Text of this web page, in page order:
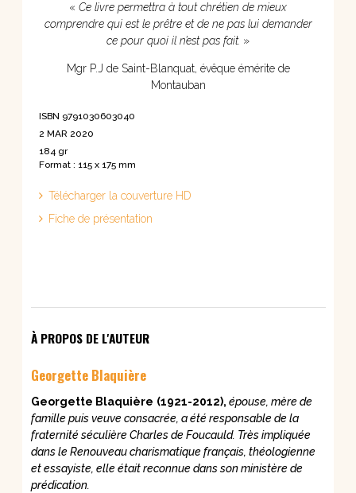
« Ce livre permettra à tout chrétien de mieux
comprendre qui est le prêtre et de ne pas lui demander
ce pour quoi il n’est pas fait. »
Mgr P.J de Saint-Blanquat, évêque émérite de
Montauban
ISBN 9791030603040
2 MAR 2020
184 gr
Format : 115 x 175 mm
Télécharger la couverture HD
Fiche de présentation
À PROPOS DE L'AUTEUR
Georgette Blaquière
Georgette Blaquière (1921-2012), épouse, mère de
famille puis veuve consacrée, a été responsable de la
fraternité séculière Charles de Foucauld. Très impliquée
dans le Renouveau charismatique français, théologienne
et essayiste, elle était reconnue dans son ministère de
prédication.